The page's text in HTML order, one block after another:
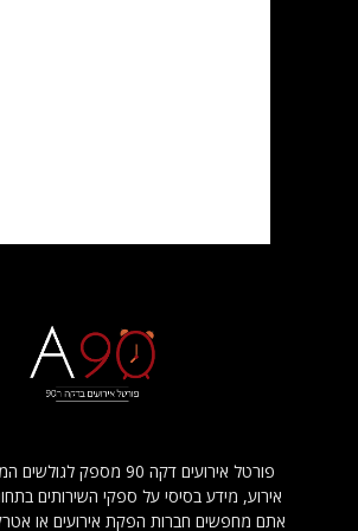
פורטל אירועים דקה 90 מספק
אירוע, מידע בסיסי על ספקי השירותים
אתם מחפשים חברות הפקת אירועים או